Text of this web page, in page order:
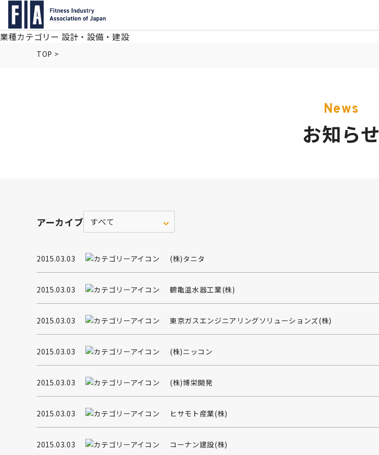
業種カテゴリー 設計・設備・建設
TOP >
News
お知らせ
アーカイブ
2015.03.03 (株)タニタ
2015.03.03 鶴亀温水器工業(株)
2015.03.03 東京ガスエンジニアリングソリューションズ(株)
2015.03.03 (株)ニッコン
2015.03.03 (株)博栄開発
2015.03.03 ヒサモト産業(株)
2015.03.03 コーナン建設(株)